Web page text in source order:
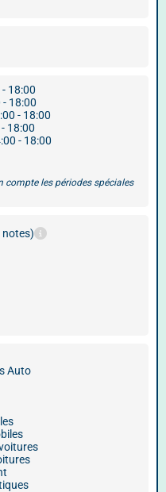
18:00
- 18:00
- 18:00
18:00
- 18:00
compte les périodes spéciales
notes)
Auto